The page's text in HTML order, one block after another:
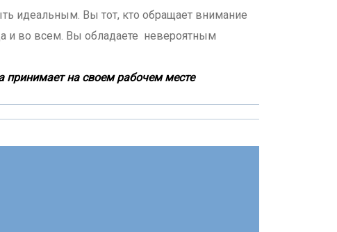
идеальным. Вы тот, кто обращает внимание
и во всем. Вы обладаете невероятным
принимает на своем рабочем месте